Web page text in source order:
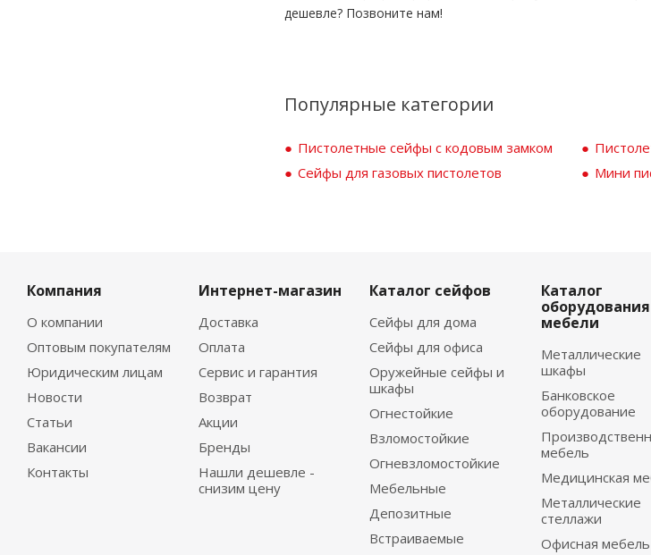
дешевле? Позвоните нам!
Популярные категории
Пистолетные сейфы с кодовым замком
Сейфы для газовых пистолетов
Мини
Компания
О компании
Оптовым покупателям
Юридическим лицам
Новости
Статьи
Вакансии
Контакты
Интернет-магазин
Доставка
Оплата
Сервис и гарантия
Возврат
Акции
Бренды
Нашли дешевле -
снизим цену
Каталог сейфов
Сейфы для дома
Сейфы для офиса
Оружейные сейфы и
шкафы
Огнестойкие
Взломостойкие
Огневзломостойкие
Мебельные
Депозитные
Встраиваемые
Каталог
мебели
Металлические
шкафы
Банковское
оборудование
мебель
Медицинская
Металлические
стеллажи
Офисная мебель